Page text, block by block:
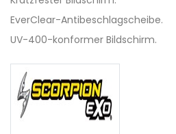
EverClear-Antibeschlagscheibe.
UV-400-konformer Bildschirm.